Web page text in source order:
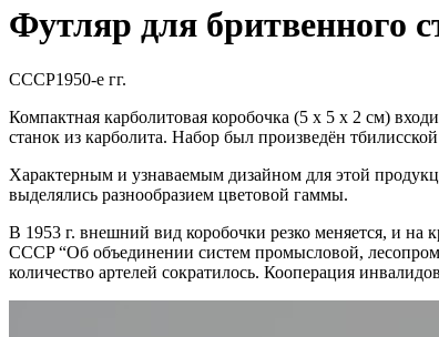
Футляр для бритвенного
СССР1950-е гг.
Компактная карболитовая коробочка (5 х 5 х 2 см)
станок из карболита. Набор был произведён
Характерным и узнаваемым дизайном для этой
выделялись разнообразием цветовой гаммы.
В 1953 г. внешний вид коробочки резко меняется, и на
CCCP “Об объединении систем промысловой,
количество артелей сократилось. Кооперация